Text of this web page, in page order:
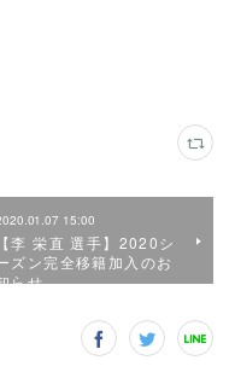
15:00
【李 栄直 選手】2020シ
ズン完全移籍加入のお
らせ